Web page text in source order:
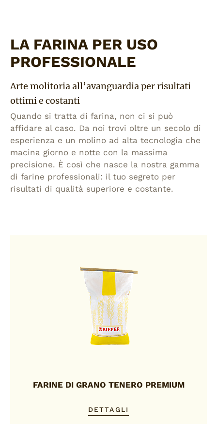
LA FARINA PER USO
PROFESSIONALE
Arte molitoria all’avanguardia per risultati
ottimi e costanti
Quando si tratta di farina, non ci si può
affidare al caso. Da noi trovi oltre un secolo di
esperienza e un molino ad alta tecnologia che
macina giorno e notte con la massima
precisione. È così che nasce la nostra gamma
di farine professionali: il tuo segreto per
risultati di qualità superiore e costante.
FARINE DI GRANO TENERO PREMIUM
DETTAGLI